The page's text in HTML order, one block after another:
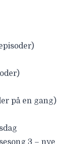
på en gang)
3 – nye